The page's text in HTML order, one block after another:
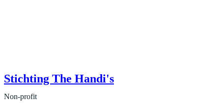
Stichting The Handi's
Non-profit